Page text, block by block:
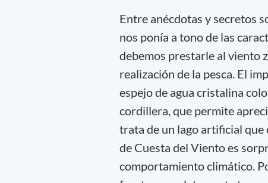
Entre anécdotas y secretos
nos ponía a tono de las
debemos prestarle al viento
realización de la pesca. El
espejo de agua cristalina
cordillera, que permite
trata de un lago artificial que
de Cuesta del Viento es
comportamiento climático.